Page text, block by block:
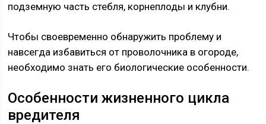
подземную часть стебля, корнеплоды и клубни.
Чтобы своевременно обнаружить проблему и
навсегда избавиться от проволочника в огороде,
необходимо знать его биологические особенности.
Особенности жизненного цикла
вредителя